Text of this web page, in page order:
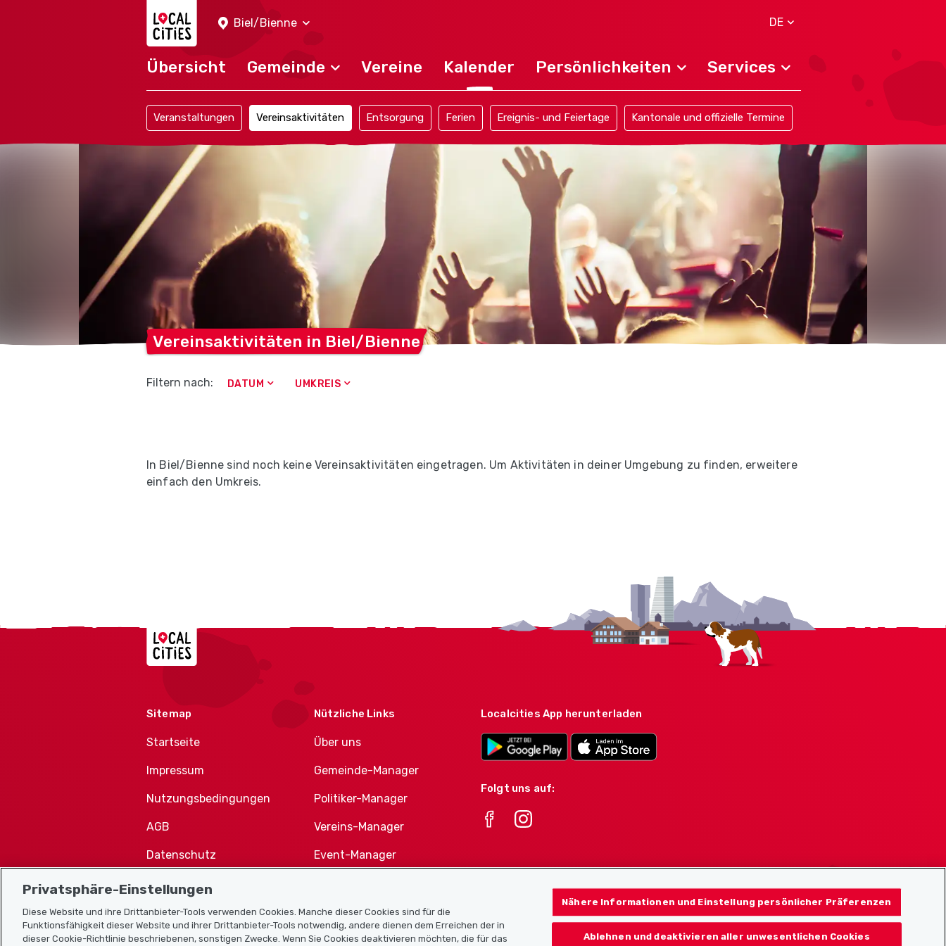
Biel/Bienne
DE
Übersicht Gemeinde Vereine Kalender Persönlichkeiten Services
Veranstaltungen Vereinsaktivitäten Entsorgung Ferien Ereignis- und Feiertage Kantonale und offizielle Termine
Vereinsaktivitäten in Biel/Bienne
Filtern nach: DATUM UMKREIS
In Biel/Bienne sind noch keine Vereinsaktivitäten eingetragen. Um Aktivitäten in deiner Umgebung zu finden, erweitere
einfach den Umkreis.
Localcities
Sitemap
Startseite
Impressum
Nutzungsbedingungen
AGB
Datenschutz
Cookie-Richtlinie
Nützliche Links
Über uns
Gemeinde-Manager
Politiker-Manager
Vereins-Manager
Event-Manager
Vereine-Produktportfolio
Localcities App herunterladen
Folgt uns auf:
Privatsphäre-Einstellungen
Diese Website und ihre Drittanbieter-Tools verwenden Cookies. Manche dieser Cookies sind für die
Funktionsfähigkeit dieser Website und ihrer Drittanbieter-Tools notwendig, andere dienen dem Erreichen der in
dieser Cookie-Richtlinie beschriebenen, sonstigen Zwecke. Wenn Sie Cookies deaktivieren möchten, die für das
Nähere Informationen und Einstellung persönlicher Präferenzen
Ablehnen und deaktivieren aller unwesentlichen Cookies